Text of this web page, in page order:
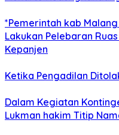
*Pemerintah kab
Lakukan Pelebaran
Kepanjen
Ketika Pengadilan
Dalam Kegiatan
Lukman hakim Titip